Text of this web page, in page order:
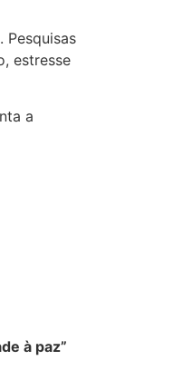
estresse
a
de à paz”